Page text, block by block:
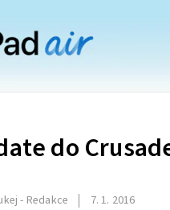
do
- Redakce 7. 1. 2016